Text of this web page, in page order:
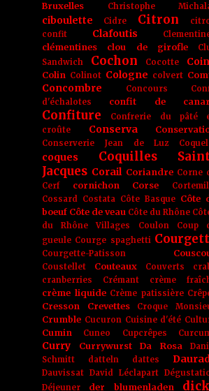
Bruxelles
Christophe
ciboulette Cidre Citron
confit
Clafoutis
clémentines clou de girofle
Sandwich
Cochon Cocotte
Colin Colinot Cologne colvert
Concombre Concours
d'échalotes
confit de
Confiture
Confrerie du pâté
croûte
Conserva
Conserverie Jean de Luz
coques
Coquilles
Jacques Corail Coriandre Corne
Cerf
cornichon Corse
Cossard Costata Côte Basque Côte
boeuf Côte de veau Côte du Rhône
du Rhône Villages
Coulon
Coup
gueule Courge spaghetti
Courgette-Patisson
Coustellet Couteaux Couverts
cranberries
Crémant crème
crème liquide Crème patissière
Cresson Crevettes Croque
Crumble Cucuron Cuisine d'été
Cumin Cuneo Cupcrêpes
Curry Currywurst Da Rosa
Schmitt
datteln dattes
Dauvissat David Léclapart
Déjeuner
der blumenladen